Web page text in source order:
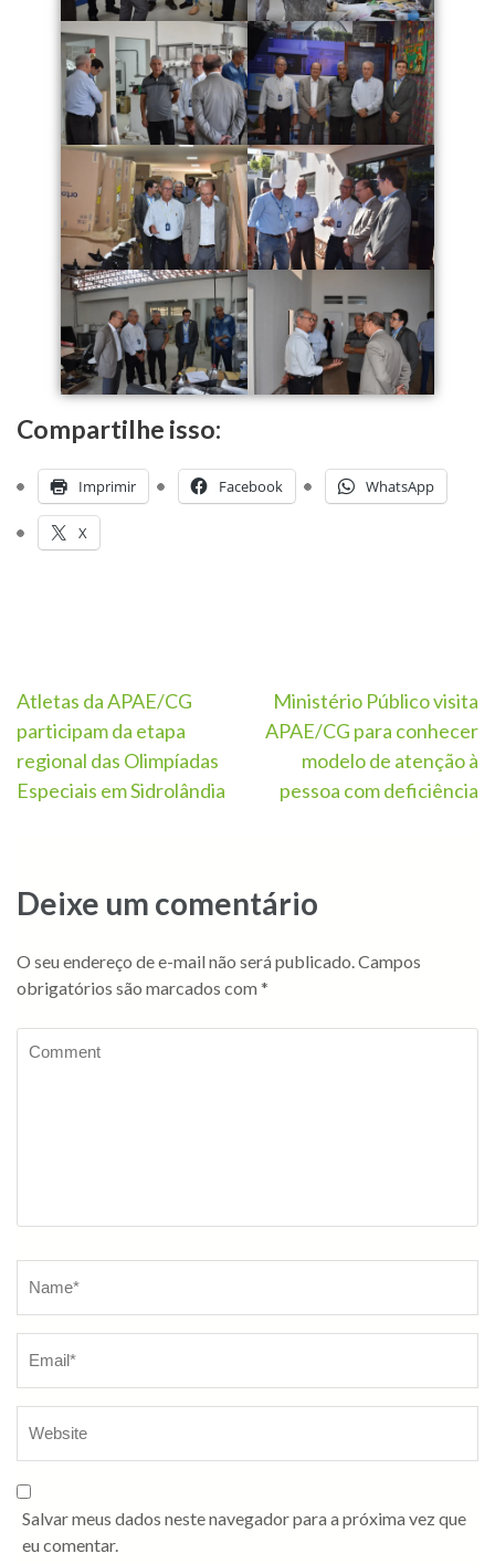
Compartilhe isso:
Imprimir Facebook WhatsApp
X
Atletas da APAE/CG
participam da etapa
regional das Olimpíadas
Especiais em Sidrolândia
Ministério Público visita
APAE/CG para conhecer
modelo de atenção à
pessoa com deficiência
Deixe um comentário
O seu endereço de e-mail não será publicado. Campos
obrigatórios são marcados com *
Salvar meus dados neste navegador para a próxima vez que
eu comentar.